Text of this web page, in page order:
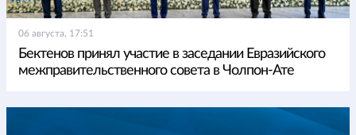
06 августа, 17:51
Бектенов принял участие в заседании Евразийского
межправительственного совета в Чолпон-Ате